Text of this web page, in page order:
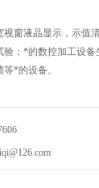
窗液晶显示，示值
验；*的数控加工设
*的设备。